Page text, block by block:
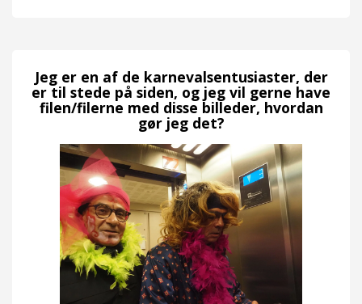
Jeg er en af ​​de karnevalsentusiaster, der
er til stede på siden, og jeg vil gerne have
filen/filerne med disse billeder, hvordan
gør jeg det?